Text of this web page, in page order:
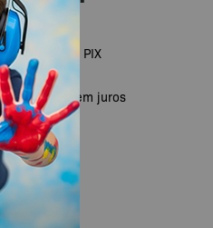
no boleto ou PIX
R$24,66 sem juros